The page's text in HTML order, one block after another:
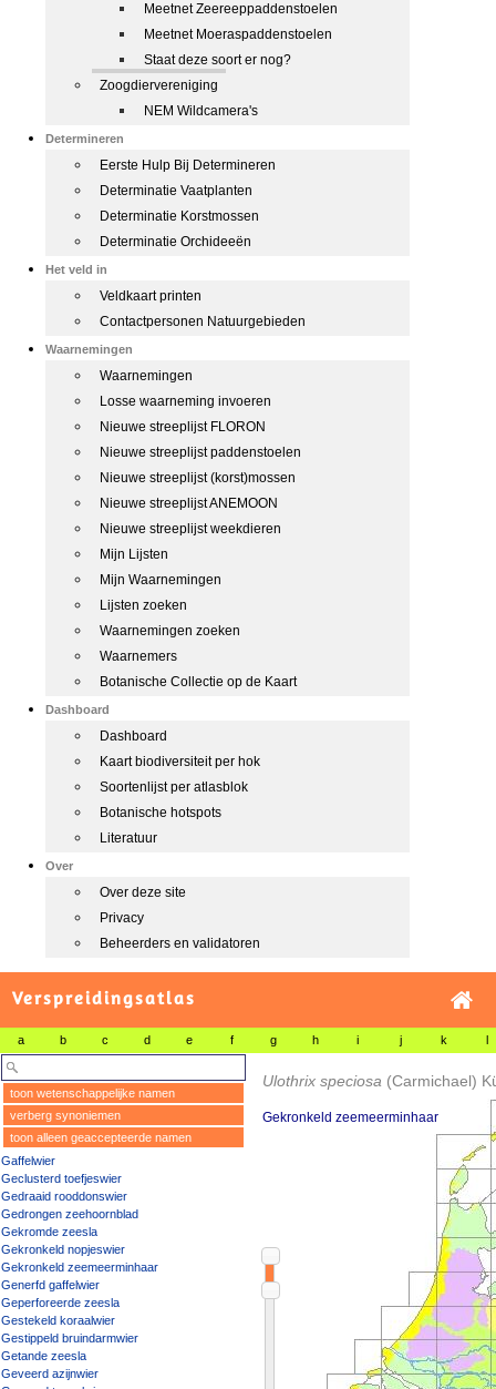
Meetnet Zeereeppaddenstoelen
Meetnet Moeraspaddenstoelen
Staat deze soort er nog?
Zoogdiervereniging
NEM Wildcamera's
Determineren
Eerste Hulp Bij Determineren
Determinatie Vaatplanten
Determinatie Korstmossen
Determinatie Orchideeën
Het veld in
Veldkaart printen
Contactpersonen Natuurgebieden
Waarnemingen
Waarnemingen
Losse waarneming invoeren
Nieuwe streeplijst FLORON
Nieuwe streeplijst paddenstoelen
Nieuwe streeplijst (korst)mossen
Nieuwe streeplijst ANEMOON
Nieuwe streeplijst weekdieren
Mijn Lijsten
Mijn Waarnemingen
Lijsten zoeken
Waarnemingen zoeken
Waarnemers
Botanische Collectie op de Kaart
Dashboard
Dashboard
Kaart biodiversiteit per hok
Soortenlijst per atlasblok
Botanische hotspots
Literatuur
Over
Over deze site
Privacy
Beheerders en validatoren
Verspreidingsatlas
a b c d e f g h i j k l
toon wetenschappelijke namen
verberg synoniemen
toon alleen geaccepteerde namen
Gaffelwier
Geclusterd toefjeswier
Gedraaid rooddonswier
Gedrongen zeehoornblad
Gekromde zeesla
Gekronkeld nopjeswier
Gekronkeld zeemeerminhaar
Generfd gaffelwier
Geperforeerde zeesla
Gestekeld koraalwier
Gestippeld bruindarmwier
Getande zeesla
Geveerd azijnwier
Ulothrix speciosa (Carmichael)
Gekronkeld zeemeerminhaar